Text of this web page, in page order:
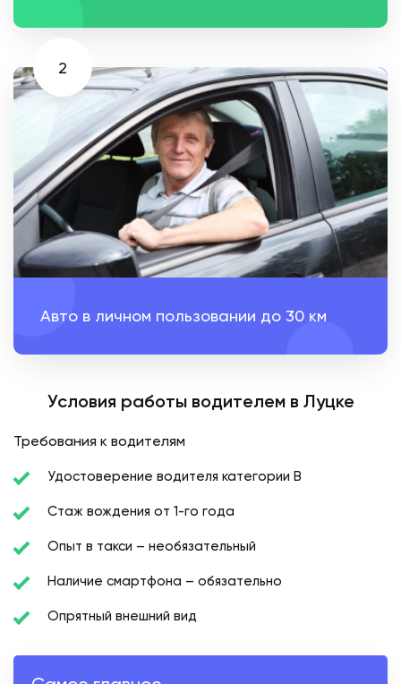
2
Авто в личном пользовании до 30 км
Условия работы водителем в Луцке
Требования к водителям
Удостоверение водителя категории В
Стаж вождения от 1-го года
Опыт в такси – необязательный
Наличие смартфона – обязательно
Опрятный внешний вид